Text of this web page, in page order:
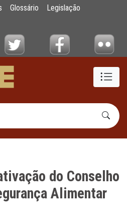
do Conselho
Glossário
Legislação
do Conselho
Alimentar